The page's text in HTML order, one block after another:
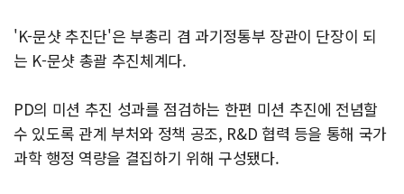
'K-문샷 추진단'은 부총리 겸 과기정통부 장관이 단장이 되
는 K-문샷 총괄 추진체계다.
PD의 미션 추진 성과를 점검하는 한편 미션 추진에 전념할
수 있도록 관계 부처와 정책 공조, R&D 협력 등을 통해 국가
과학 행정 역량을 결집하기 위해 구성됐다.